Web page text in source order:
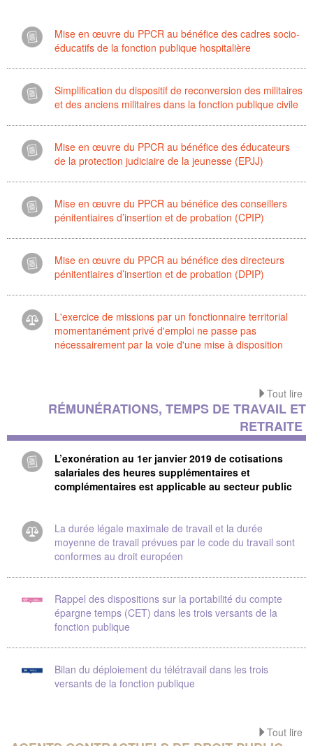
Mise en œuvre du PPCR au bénéfice des cadres socio-
éducatifs de la fonction publique hospitalière
Simplification du dispositif de reconversion des militaires
et des anciens militaires dans la fonction publique civile
Mise en œuvre du PPCR au bénéfice des éducateurs
de la protection judiciaire de la jeunesse (EPJJ)
Mise en œuvre du PPCR au bénéfice des conseillers
pénitentiaires d’insertion et de probation (CPIP)
Mise en œuvre du PPCR au bénéfice des directeurs
pénitentiaires d’insertion et de probation (DPIP)
L'exercice de missions par un fonctionnaire territorial
momentanément privé d'emploi ne passe pas
nécessairement par la voie d'une mise à disposition
Tout lire
RÉMUNÉRATIONS, TEMPS DE TRAVAIL ET
RETRAITE
L’exonération au 1er janvier 2019 de cotisations
salariales des heures supplémentaires et
complémentaires est applicable au secteur public
La durée légale maximale de travail et la durée
moyenne de travail prévues par le code du travail sont
conformes au droit européen
Rappel des dispositions sur la portabilité du compte
épargne temps (CET) dans les trois versants de la
fonction publique
Bilan du déploiement du télétravail dans les trois
versants de la fonction publique
Tout lire